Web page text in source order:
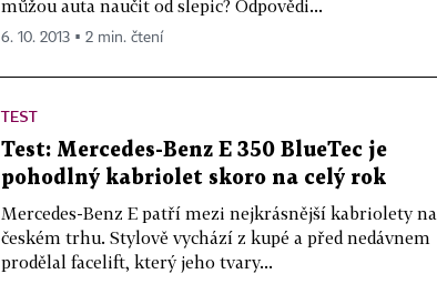
můžou auta naučit od slepic? Odpovědi...
6. 10. 2013 ▪ 2 min. čtení
TEST
Test: Mercedes-Benz E 350 BlueTec je
pohodlný kabriolet skoro na celý rok
Mercedes-Benz E patří mezi nejkrásnější kabriolety na
českém trhu. Stylově vychází z kupé a před nedávnem
prodělal facelift, který jeho tvary...